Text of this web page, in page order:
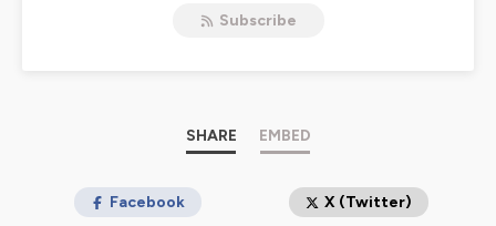
Que vous soyez fans de rock, de pop ou d'électro, vous
Alors rejoignez-moi chaque semaine pour une nouvelle
vont adorer !
Subscribe
SHARE EMBED
Facebook X (Twitter)